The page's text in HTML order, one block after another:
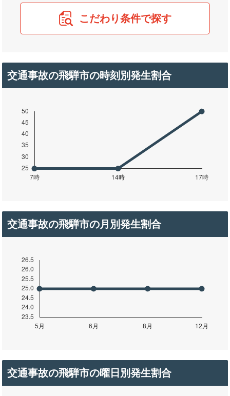
こだわり条件で探す
交通事故の飛騨市の時刻別発生割合
交通事故の飛騨市の月別発生割合
交通事故の飛騨市の曜日別発生割合